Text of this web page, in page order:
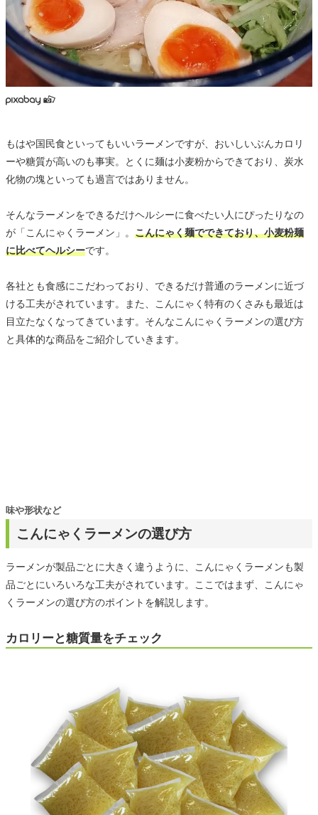
もはや国民食といってもいいラーメンですが、おいしいぶんカロリ
ーや糖質が高いのも事実。とくに麺は小麦粉からできており、炭水
化物の塊といっても過言ではありません。
そんなラーメンをできるだけヘルシーに食べたい人にぴったりなの
が「こんにゃくラーメン」。 こんにゃく麺でできており、小麦粉麺
に比べてヘルシーです。
各社とも食感にこだわっており、できるだけ普通のラーメンに近づ
ける工夫がされています。また、こんにゃく特有のくさみも最近は
目立たなくなってきています。そんなこんにゃくラーメンの選び方
と具体的な商品をご紹介していきます。
こんにゃくラーメンの選び方
味や形状など
ラーメンが製品ごとに大きく違うように、こんにゃくラーメンも製
品ごとにいろいろな工夫がされています。ここではまず、こんにゃ
くラーメンの選び方のポイントを解説します。
カロリーと糖質量をチェック